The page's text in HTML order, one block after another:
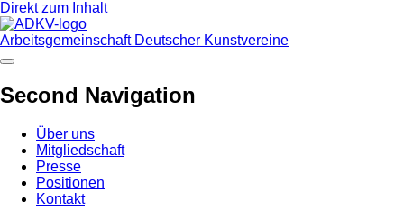
Direkt zum Inhalt
Arbeitsgemeinschaft Deutscher Kunstvereine
Second Navigation
Über uns
Mitgliedschaft
Presse
Positionen
Kontakt